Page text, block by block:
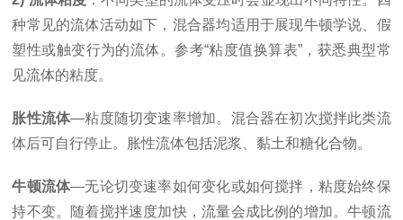
种常见的流体活动如下，混合器均适用于展现牛顿学说、假
塑性或触变行为的流体。参考“粘度值换算表”，获悉典型常
见流体的粘度。
胀性流体—粘度随切变速率增加。混合器在初次搅拌此类流
体后可自行停止。胀性流体包括泥浆、黏土和糖化合物。
牛顿流体—无论切变速率如何变化或如何搅拌，粘度始终保
持不变。随着搅拌速度加快，流量会成比例的增加。牛顿流